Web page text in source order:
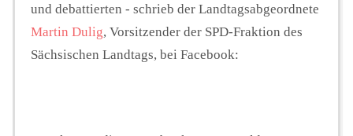
und debattierten - schrieb der Landtagsabgeordnete
Martin Dulig, Vorsitzender der SPD-Fraktion des
Sächsischen Landtags, bei Facebook: